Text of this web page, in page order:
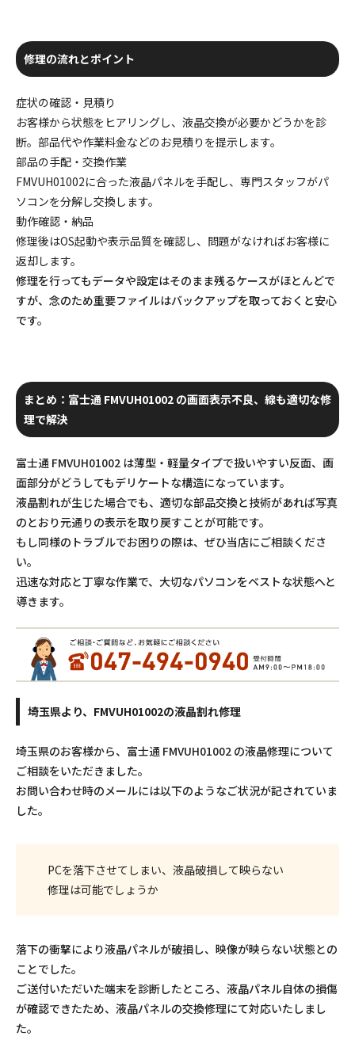
修理の流れとポイント
症状の確認・見積り
お客様から状態をヒアリングし、液晶交換が必要かどうかを診
断。部品代や作業料金などのお見積りを提示します。
部品の手配・交換作業
FMVUH01002に合った液晶パネルを手配し、専門スタッフがパ
ソコンを分解し交換します。
動作確認・納品
修理後はOS起動や表示品質を確認し、問題がなければお客様に
返却します。
修理を行ってもデータや設定はそのまま残るケースがほとんどで
すが、念のため重要ファイルはバックアップを取っておくと安心
です。
まとめ：富士通 FMVUH01002 の画面表示不良、線も適切な修
理で解決
富士通 FMVUH01002 は薄型・軽量タイプで扱いやすい反面、画
面部分がどうしてもデリケートな構造になっています。
液晶割れが生じた場合でも、適切な部品交換と技術があれば写真
のとおり元通りの表示を取り戻すことが可能です。
もし同様のトラブルでお困りの際は、ぜひ当店にご相談くださ
い。
迅速な対応と丁寧な作業で、大切なパソコンをベストな状態へと
導きます。
埼玉県より、FMVUH01002の液晶割れ修理
埼玉県のお客様から、富士通 FMVUH01002 の液晶修理について
ご相談をいただきました。
お問い合わせ時のメールには以下のようなご状況が記されていま
した。
PCを落下させてしまい、液晶破損して映らない
修理は可能でしょうか
落下の衝撃により液晶パネルが破損し、映像が映らない状態との
ことでした。
ご送付いただいた端末を診断したところ、液晶パネル自体の損傷
が確認できたため、液晶パネルの交換修理にて対応いたしまし
た。